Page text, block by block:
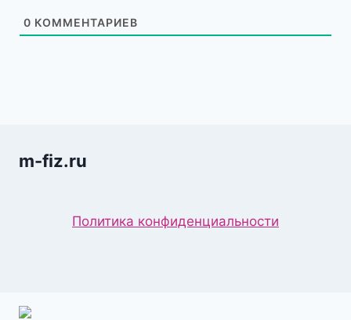
0 КОММЕНТАРИЕВ
m-fiz.ru
Политика конфиденциальности